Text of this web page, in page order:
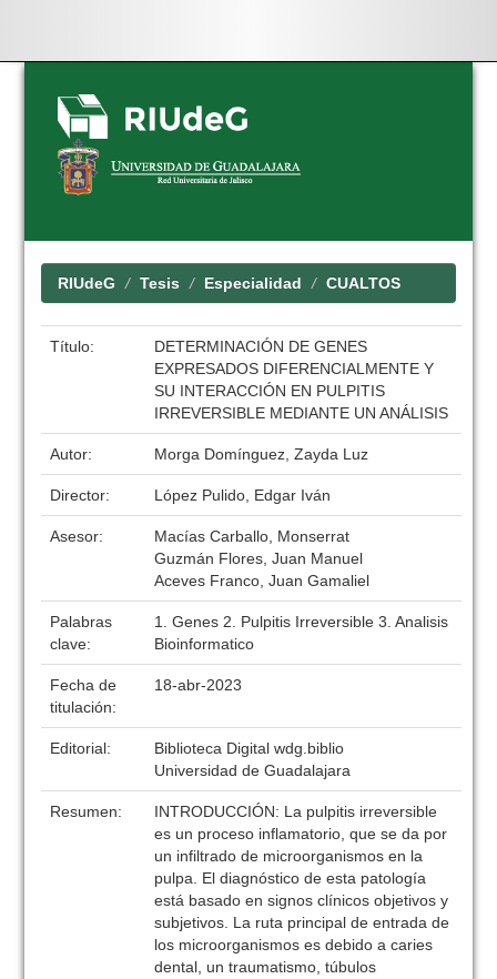
Skip
navigation
RIUdeG Tesis Especialidad CUALTOS
Título:
DETERMINACIÓN DE GENES
EXPRESADOS DIFERENCIALMENTE Y
SU INTERACCIÓN EN PULPITIS
IRREVERSIBLE MEDIANTE UN ANÁLISIS
Autor: Morga Domínguez, Zayda Luz
Director: López Pulido, Edgar Iván
Asesor:
Macías Carballo, Monserrat
Guzmán Flores, Juan Manuel
Aceves Franco, Juan Gamaliel
Palabras
clave:
1. Genes 2. Pulpitis Irreversible 3. Analisis
Bioinformatico
Fecha de
titulación:
18-abr-2023
Editorial:
Biblioteca Digital wdg.biblio
Universidad de Guadalajara
Resumen:
INTRODUCCIÓN: La pulpitis irreversible
es un proceso inflamatorio, que se da por
un infiltrado de microorganismos en la
pulpa. El diagnóstico de esta patología
está basado en signos clínicos objetivos y
subjetivos. La ruta principal de entrada de
los microorganismos es debido a caries
dental, un traumatismo, túbulos